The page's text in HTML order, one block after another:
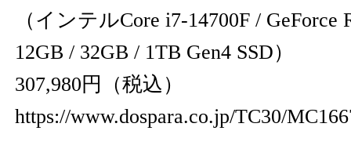
（インテルCore i7-14700F / GeForce
12GB / 32GB / 1TB Gen4 SSD）
307,980円（税込）
https://www.dospara.co.jp/TC30/